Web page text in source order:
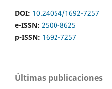
DOI: 10.24054/1692-7257
e-ISSN: 2500-8625
p-ISSN: 1692-7257
Últimas publicaciones